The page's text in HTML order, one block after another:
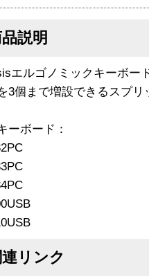
説明
エルゴノミックキーボー
3個まで増設できるスプリ
ーボード：
連リンク